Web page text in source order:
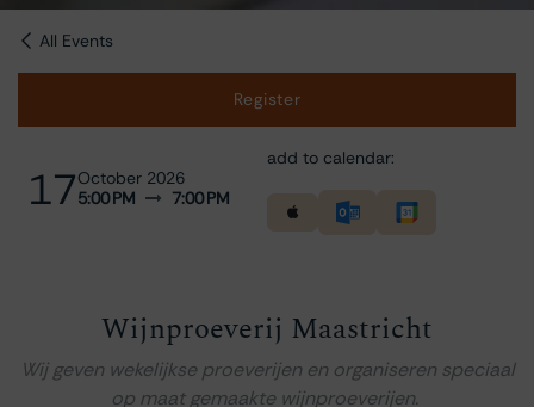
All Events
Register
17October 2026
5:00 PM
7:00 PM
add to calendar:
Wijnproeverij Maastricht
Wij geven wekelijkse proeverijen en organiseren speciaal
op maat gemaakte wijnproeverijen.